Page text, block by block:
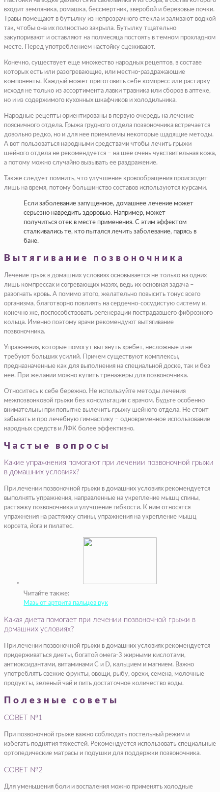
входит земляника, ромашка, бессмертник, зверобой и березовые почки.
Травы помещают в бутылку из непрозрачного стекла и заливают водкой
так, чтобы она их полностью закрыла. Бутылку тщательно
закупоривают и оставляют на полмесяца постоять в темном прохладном
месте. Перед употреблением настойку сцеживают.
Конечно, существует еще множество народных рецептов, в составе
которых есть или разогревающие, или местно-раздражающие
компоненты. Каждый может приготовить себе компресс или растирку
исходя не только из ассортимента лавки травника или сборов в аптеке,
но и из содержимого кухонных шкафчиков и холодильника.
Народные рецепты ориентированы в первую очередь на лечение
поясничного отдела. Грыжа грудного отдела позвоночника встречается
довольно редко, но и для нее приемлемы некоторые щадящие методы.
А вот пользоваться народными средствами чтобы лечить грыжи
шейного отдела не рекомендуется – на шее очень чувствительная кожа,
а потому можно случайно вызывать ее раздражение.
Также следует помнить, что улучшение кровообращения происходит
лишь на время, потому большинство составов используются курсами.
Если заболевание запущенное, домашнее лечение может
серьезно навредить здоровью. Например, может
получиться отек в месте применения. С этим эффектом
сталкивались те, кто пытался лечить заболевание, парясь в
бане.
Вытягивание позвоночника
Лечение грыж в домашних условиях основывается не только на одних
лишь компрессах и согревающих мазях, ведь их основная задача –
разогнать кровь. А помимо этого, желательно повысить тонус всего
организма, благотворно повлиять на сердечно-сосудистую систему и,
конечно же, поспособствовать регенерации пострадавшего фиброзного
кольца. Именно поэтому врачи рекомендуют вытягивание
позвоночника.
Упражнения, которые помогут вытянуть хребет, несложные и не
требуют больших усилий. Причем существуют комплексы,
предназначенные как для выполнения на специальной доске, так и без
нее. При желании можно купить тренажеры для позвоночника.
Относитесь к себе бережно. Не используйте методы лечения
межпозвонковой грыжи без консультации с врачом. Будьте особенно
внимательны при попытке вылечить грыжу шейного отдела. Не стоит
забывать и про лечебную гимнастику – одновременное использование
народных средств и ЛФК более эффективно.
Частые вопросы
Какие упражнения помогают при лечении позвоночной грыжи
в домашних условиях?
При лечении позвоночной грыжи в домашних условиях рекомендуется
выполнять упражнения, направленные на укрепление мышц спины,
растяжку позвоночника и улучшение гибкости. К ним относятся
упражнения на растяжку спины, упражнения на укрепление мышц
корсета, йога и пилатес.
Читайте также:
Мазь от артрита пальцев рук
Какая диета помогает при лечении позвоночной грыжи в
домашних условиях?
При лечении позвоночной грыжи в домашних условиях рекомендуется
придерживаться диеты, богатой омега-3 жирными кислотами,
антиоксидантами, витаминами С и D, кальцием и магнием. Важно
употреблять свежие фрукты, овощи, рыбу, орехи, семена, молочные
продукты, зеленый чай и пить достаточное количество воды.
Полезные советы
СОВЕТ №1
При позвоночной грыже важно соблюдать постельный режим и
избегать поднятия тяжестей. Рекомендуется использовать специальные
ортопедические матрасы и подушки для поддержки позвоночника.
СОВЕТ №2
Для уменьшения боли и воспаления можно применять холодные